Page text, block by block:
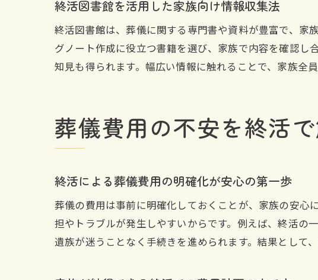
終
終
家族間
親
終活で
終
終活図書館を活用した家族向け情報収集法
終活図書館は、葬儀に関する専門書や資料が豊富で、家
グノート作成に役立つ書籍を選び、家族で内容を確認
知見も得られます。幅広い情報に触れることで、家族全
葬儀費用の不安を終活
終活による葬儀費用の明確化が安心の第一歩
葬儀の費用は事前に明確化しておくことが、家族の安心
担やトラブルが発生しやすいからです。例えば、終活の
遺族が迷うことなく手続きを進められます。結果として